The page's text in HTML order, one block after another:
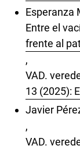
Esperanza
Entre el
frente al
,
VAD.
13 (2025):
Javier
,
VAD.